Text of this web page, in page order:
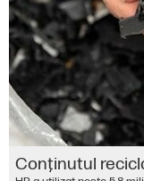
Conţinutul